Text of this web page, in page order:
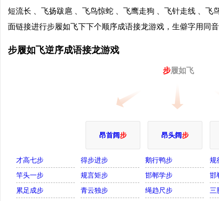
短流长 、飞扬跋扈 、飞鸟惊蛇 、飞鹰走狗 、飞针走线 、飞
面链接进行步履如飞下下个顺序成语接龙游戏，生僻字用同
步履如飞逆序成语接龙游戏
步履如飞
昂首阔步 昂头阔步
才高七步 得步进步 鹅行鸭步
规
竿头一步
规言矩步 邯郸学步
邯
累足成步
青云独步 绳趋尺步
三